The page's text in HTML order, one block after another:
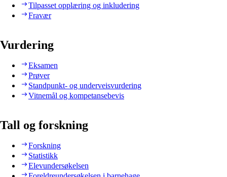
Tilpasset opplæring og inkludering
Fravær
Vurdering
Eksamen
Prøver
Standpunkt- og underveisvurdering
Vitnemål og kompetansebevis
Tall og forskning
Forskning
Statistikk
Elevundersøkelsen